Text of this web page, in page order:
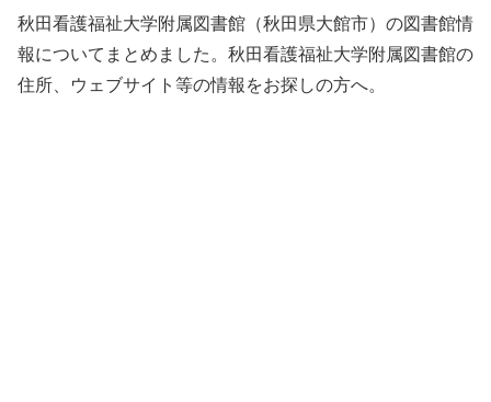
秋田看護福祉大学附属図書館（秋田県大館市）の図書館情
報についてまとめました。秋田看護福祉大学附属図書館の
住所、ウェブサイト等の情報をお探しの方へ。